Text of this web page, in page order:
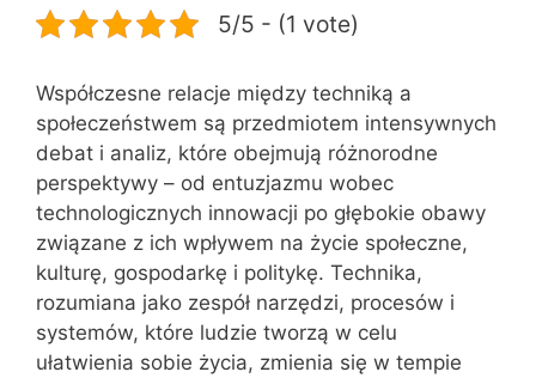
5/5 - (1 vote)
Współczesne relacje między techniką a
społeczeństwem są przedmiotem intensywnych
debat i analiz, które obejmują różnorodne
perspektywy – od entuzjazmu wobec
technologicznych innowacji po głębokie obawy
związane z ich wpływem na życie społeczne,
kulturę, gospodarkę i politykę. Technika,
rozumiana jako zespół narzędzi, procesów i
systemów, które ludzie tworzą w celu
ułatwienia sobie życia, zmienia się w tempie